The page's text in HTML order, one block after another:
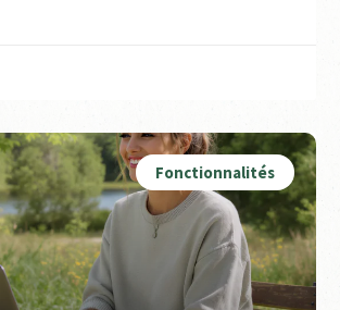
Fonctionnalités